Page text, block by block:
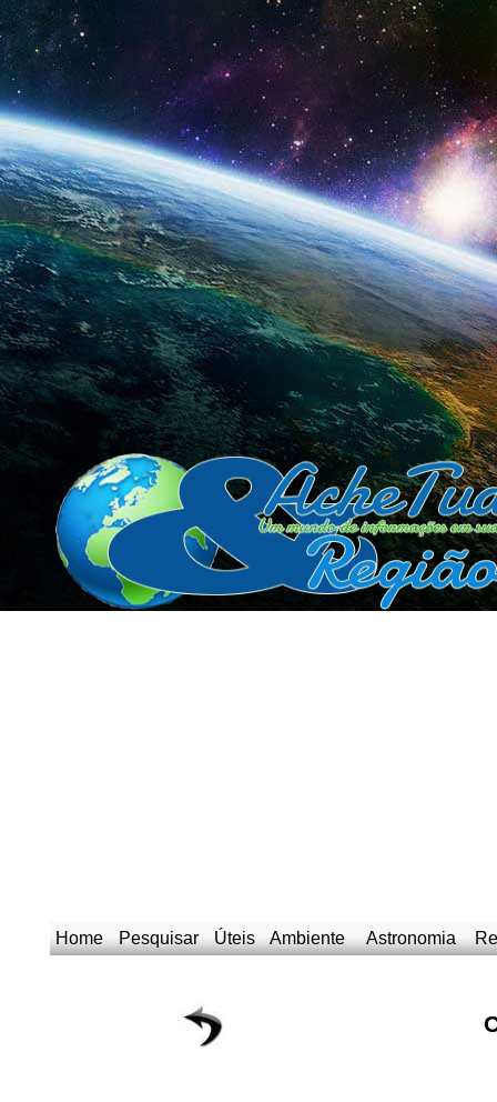
Home Pesquisar Úteis Ambiente Astronomia